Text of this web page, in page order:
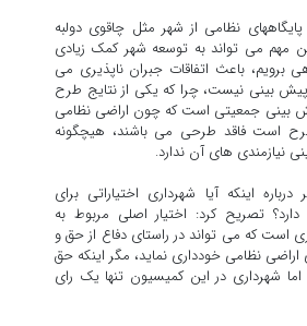
نظامی از شهر مثل چاقوی دولبه
مهم می تواند به توسعه شهر کمک زیادی
برویم، باعث اتفاقات جبران ناپذیری می
بینی نیست، چرا که یکی از نتایج طرح
بینی جمعیتی است که چون اراضی نظامی
است فاقد طرحی می باشند، هیچگونه
نیازمندی های آن ندارد.
اینکه آیا شهرداری اختیاراتی برای
تصریح کرد: اختیار اصلی مربوط به
5 شهرسازی است که می تواند در راستای دفاع از حق و
اراضی نظامی خودداری نماید، مگر اینکه حق
شهرداری در این کمیسیون تنها یک رای